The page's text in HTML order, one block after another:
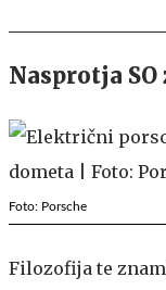
Nasprotja
Foto: Porsche
Filozofija te